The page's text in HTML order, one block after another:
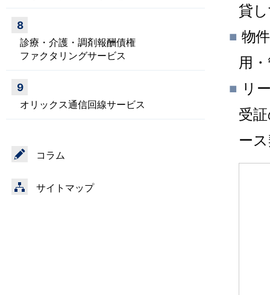
貸
■ 物
用
■
リ
受
ー
8
診療・介護・調剤報酬債権
ファクタリングサービス
9
オリックス通信回線サービス
コラム
サイトマップ